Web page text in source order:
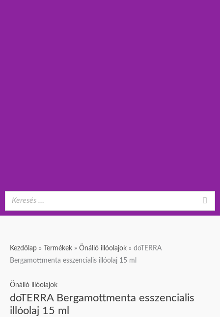
Kezdőlap » Termékek » Önálló illóolajok » doTERRA
Bergamottmenta esszencialis illóolaj 15 ml
Önálló illóolajok
doTERRA Bergamottmenta esszencialis
illóolaj 15 ml
Original
price
7
990 Ft.
Current
price
990 Ft.
doTERRA
Bergamottmenta
illóolaj
15
ml